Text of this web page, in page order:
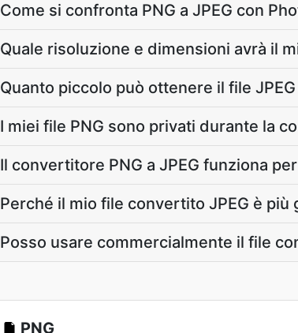
Come si confronta PNG a JPEG con
Quale risoluzione e dimensioni avrà il
Quanto piccolo può ottenere il file
I miei file PNG sono privati durante la
Il convertitore PNG a JPEG funziona
Perché il mio file convertito JPEG è
Posso usare commercialmente il file
PNG